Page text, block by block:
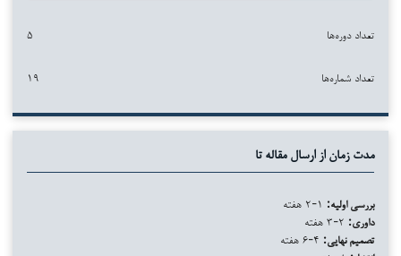
تعداد دوره‌ها ۵
تعداد شماره‌ها ۱۹
مدت زمان از ارسال مقاله تا
بررسی اولیه:
داوری:
تصمیم نهایی: